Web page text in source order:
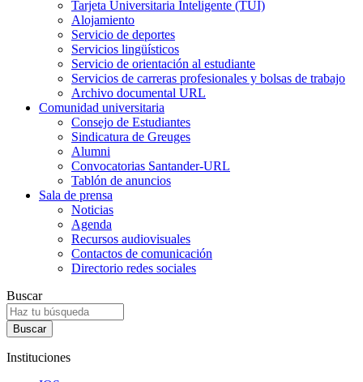
Tarjeta Universitaria Inteligente (TUI)
Alojamiento
Servicio de deportes
Servicios lingüísticos
Servicio de orientación al estudiante
Servicios de carreras profesionales y bolsas de trabajo
Archivo documental URL
Comunidad universitaria
Consejo de Estudiantes
Sindicatura de Greuges
Alumni
Convocatorias Santander-URL
Tablón de anuncios
Sala de prensa
Noticias
Agenda
Recursos audiovisuales
Contactos de comunicación
Directorio redes sociales
Buscar
Instituciones